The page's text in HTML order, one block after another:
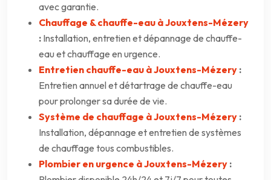
avec garantie.
Chauffage & chauffe-eau à Jouxtens-Mézery
: Installation, entretien et dépannage de chauffe-
eau et chauffage en urgence.
Entretien chauffe-eau à Jouxtens-Mézery :
Entretien annuel et détartrage de chauffe-eau
pour prolonger sa durée de vie.
Système de chauffage à Jouxtens-Mézery :
Installation, dépannage et entretien de systèmes
de chauffage tous combustibles.
Plombier en urgence à Jouxtens-Mézery :